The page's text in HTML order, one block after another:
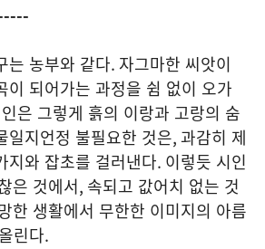
는 농부와 같다.자그마한 씨앗이
이 되어가는 과정을 쉼 없이 오가
은 그렇게 흙의 이랑과 고랑의 숨
일지언정 불필요한 것은,과감히 제
지와 잡초를 걸러낸다. 이렇듯 시인
은 것에서, 속되고 값어치 없는 것
한 생활에서 무한한 이미지의 아름
린다.